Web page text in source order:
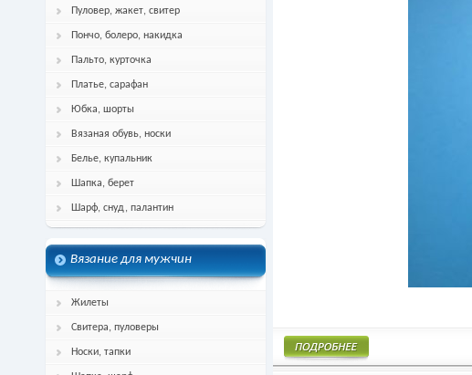
Пуловер, жакет, свитер
Пончо, болеро, накидка
Пальто, курточка
Платье, сарафан
Юбка, шорты
Вязаная обувь, носки
Белье, купальник
Шапка, берет
Шарф, снуд, палантин
Вязание для мужчин
Жилеты
Свитера, пуловеры
Носки, тапки